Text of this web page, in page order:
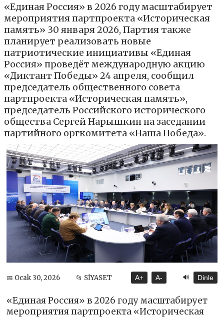
«Единая Россия» в 2026 году масштабирует
мероприятия партпроекта «Историческая
память» 30 января 2026, Партия также
планирует реализовать новые
патриотические инициативы «Единая
Россия» проведёт международную акцию
«Диктант Победы» 24 апреля, сообщил
председатель общественного совета
партпроекта «Историческая память»,
председатель Российского исторического
общества Сергей Нарышкин на заседании
партийного оргкомитета «Наша Победа».
📅 Ocak 30, 2026 📂 SİYASET A+ A- 🔊 Dinle
«Единая Россия» в 2026 году масштабирует
мероприятия партпроекта «Историческая